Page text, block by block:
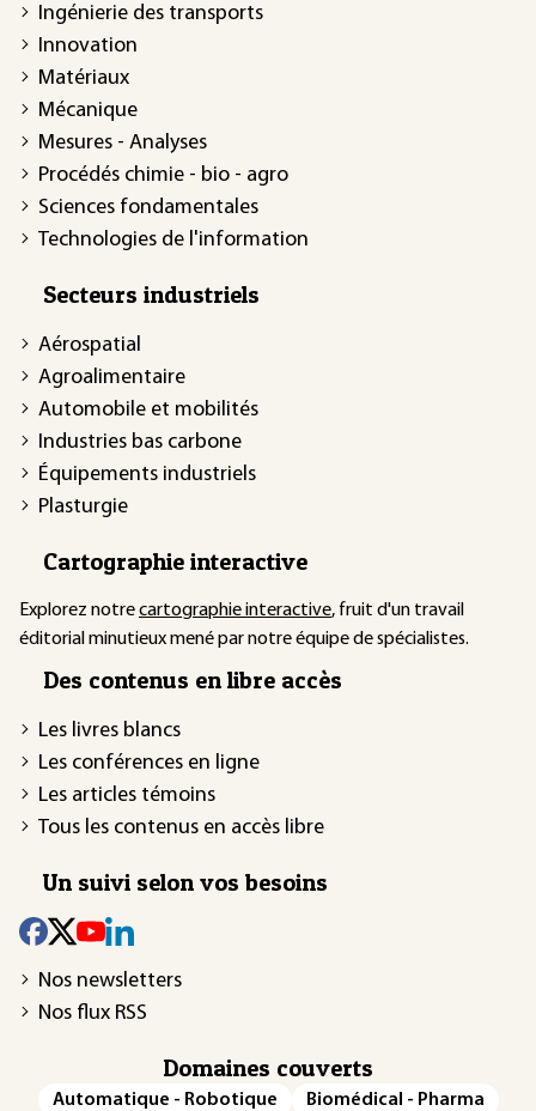
Ingénierie des transports
Innovation
Matériaux
Mécanique
Mesures - Analyses
Procédés chimie - bio - agro
Sciences fondamentales
Technologies de l'information
Secteurs industriels
Aérospatial
Agroalimentaire
Automobile et mobilités
Industries bas carbone
Équipements industriels
Plasturgie
Cartographie interactive
Explorez notrecartographie interactive, fruit d'un travail
éditorial minutieux mené par notre équipe de spécialistes.
Des contenus en libre accès
Les livres blancs
Les conférences en ligne
Les articles témoins
Tous les contenus en accès libre
Un suivi selon vos besoins
Nos newsletters
Nos flux RSS
Domaines couverts
Automatique - Robotique
Biomédical - Pharma